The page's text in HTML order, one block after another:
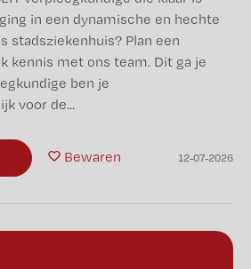
in een dynamische en hechte
stadsziekenhuis? Plan een
kennis met ons team. Dit ga je
ben je
voor de...
Bewaren 12-07-2026